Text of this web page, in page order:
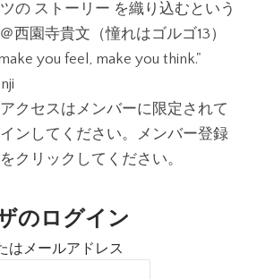
の ストーリー を織り込むという
西園寺貴文（憧れはゴルゴ13）
you feel, make you think."
クセスはメンバーに限定されて
ンしてください。メンバー登録
クリックしてください。
のログイン
はメールアドレス